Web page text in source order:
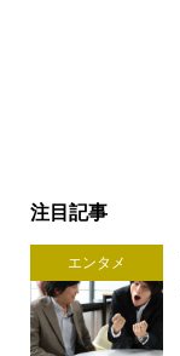
注目記事
エンタメ